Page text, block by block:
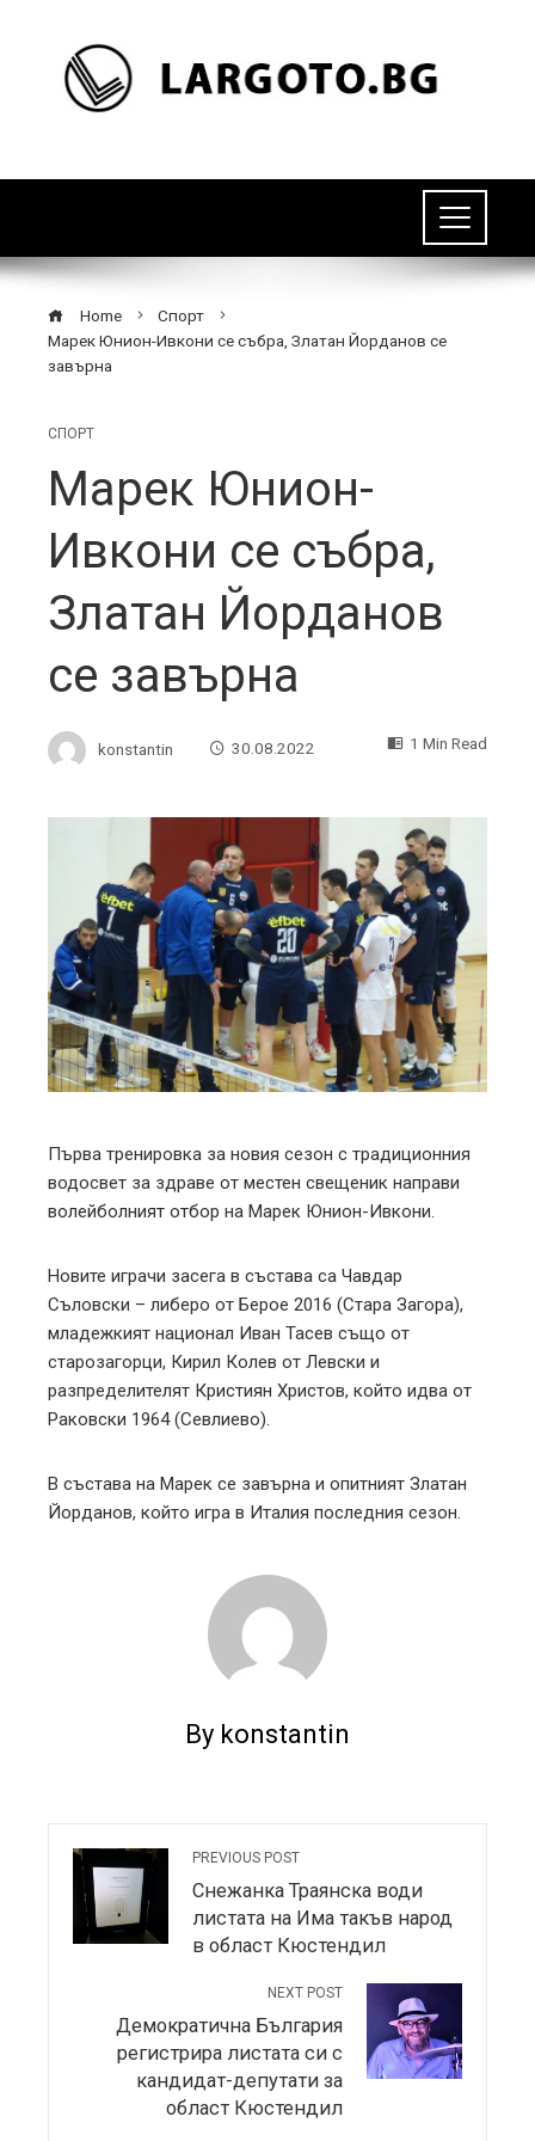
Home
Спорт
Марек Юнион-Ивкони се събра, Златан Йорданов се
завърна
СПОРТ
Марек Юнион-
Ивкони се събра,
Златан Йорданов
се завърна
konstantin 30.08.2022 1 Min Read
Първа тренировка за новия сезон с традиционния
водосвет за здраве от местен свещеник направи
волейболният отбор на Марек Юнион-Ивкони.
Новите играчи засега в състава са Чавдар
Съловски – либеро от Берое 2016 (Стара Загора),
младежкият национал Иван Тасев също от
старозагорци, Кирил Колев от Левски и
разпределителят Кристиян Христов, който идва от
Раковски 1964 (Севлиево).
В състава на Марек се завърна и опитният Златан
Йорданов, който игра в Италия последния сезон.
By konstantin
PREVIOUS POST
Снежанка Траянска води
листата на Има такъв народ
в област Кюстендил
NEXT POST
Демократична България
регистрира листата си с
кандидат-депутати за
област Кюстендил